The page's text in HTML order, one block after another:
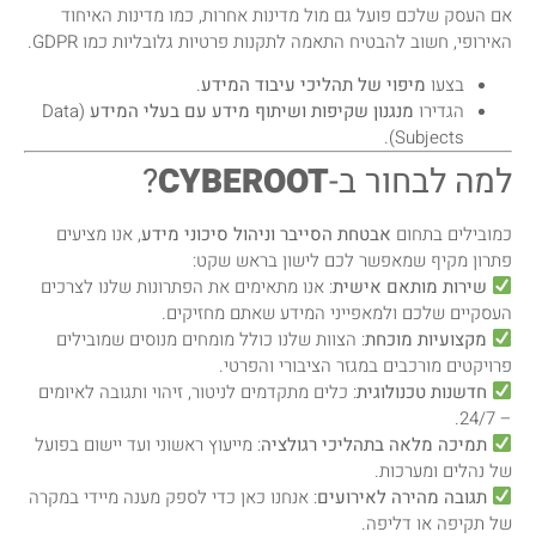
אם העסק שלכם פועל גם מול מדינות אחרות, כמו מדינות האיחוד
האירופי, חשוב להבטיח התאמה לתקנות פרטיות גלובליות כמו GDPR.
בצעו מיפוי של תהליכי עיבוד המידע.
הגדירו מנגנון שקיפות ושיתוף מידע עם בעלי המידע (Data
Subjects).
למה לבחור ב-CYBEROOT
?
כמובילים בתחום אבטחת הסייבר וניהול סיכוני מידע, אנו מציעים
פתרון מקיף שמאפשר לכם לישון בראש שקט:
שירות מותאם אישית: אנו מתאימים את הפתרונות שלנו לצרכים
העסקיים שלכם ולמאפייני המידע שאתם מחזיקים.
מקצועיות מוכחת: הצוות שלנו כולל מומחים מנוסים שמובילים
פרויקטים מורכבים במגזר הציבורי והפרטי.
חדשנות טכנולוגית: כלים מתקדמים לניטור, זיהוי ותגובה לאיומים
– 24/7.
תמיכה מלאה בתהליכי רגולציה: מייעוץ ראשוני ועד יישום בפועל
של נהלים ומערכות.
תגובה מהירה לאירועים: אנחנו כאן כדי לספק מענה מיידי במקרה
של תקיפה או דליפה.